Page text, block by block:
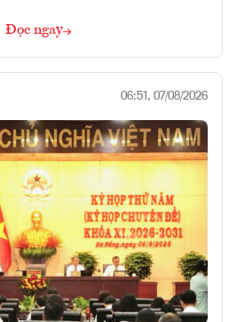
Đọc ngay
06:51, 07/08/2026